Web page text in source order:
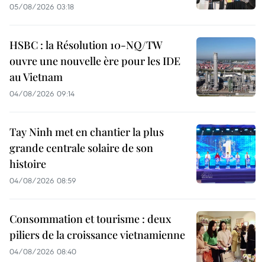
05/08/2026 03:18
HSBC : la Résolution 10-NQ/TW
ouvre une nouvelle ère pour les IDE
au Vietnam
04/08/2026 09:14
Tay Ninh met en chantier la plus
grande centrale solaire de son
histoire
04/08/2026 08:59
Consommation et tourisme : deux
piliers de la croissance vietnamienne
04/08/2026 08:40